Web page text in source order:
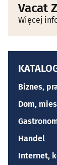
Vacat
Więcej
Biznes,
Dom,
Handel
Internet,